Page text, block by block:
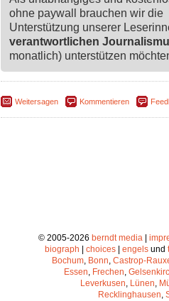
ohne paywall brauchen wir die
Unterstützung unserer
verantwortlichen
monatlich) unterstützen
Weitersagen Kommentieren
© 2005-2026 berndt media|
biograph
choices engels und
Bochum, Bonn, Castrop-
Essen, Frechen,
Leverkusen, Lünen,
Recklinghausen,